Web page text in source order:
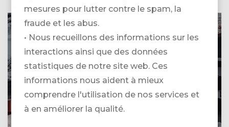
HÔTEL METROLOGEN @ ARCTIC
ELEMENTS HELISKING
mesures pour lutter contre le spam, la
fraude et les abus.
• Nous recueillons des informations sur les
interactions ainsi que des données
statistiques de notre site web. Ces
informations nous aident à mieux
comprendre l'utilisation de nos services et
à en améliorer la qualité.